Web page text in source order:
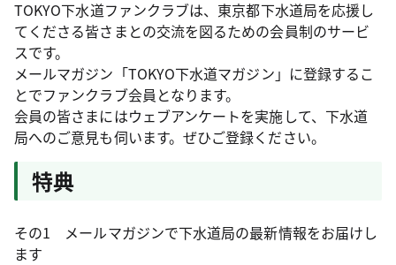
TOKYO下水道ファンクラブは、東京都下水道局を応援し
てくださる皆さまとの交流を図るための会員制のサービ
スです。
メールマガジン「TOKYO下水道マガジン」に登録するこ
とでファンクラブ会員となります。
会員の皆さまにはウェブアンケートを実施して、下水道
局へのご意見も伺います。ぜひご登録ください。
特典
その1 メールマガジンで下水道局の最新情報をお届けし
ます